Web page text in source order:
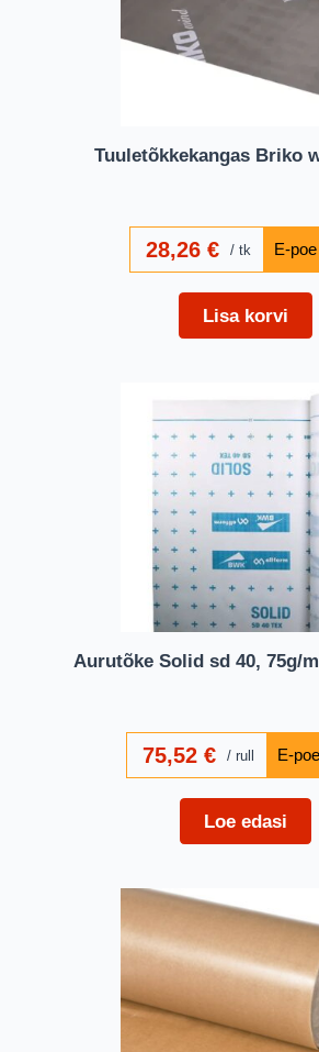
Tuuletõkkekangas Briko
28,26 € tk
Lisa korvi
Aurutõke Solid sd 40, 75g/
75,52 € rull
Loe edasi